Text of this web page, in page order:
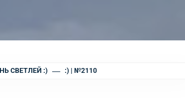
СВЕТЛЕЙ :) :) | №2110